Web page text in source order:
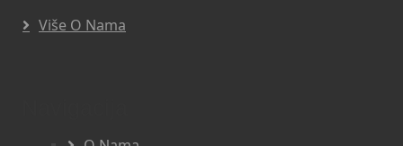
Više O Nama